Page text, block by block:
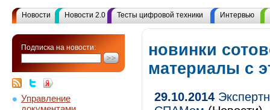
Новости Новости 2.0 Тесты цифровой техники Интервью
Подписка на новости:
Управление
документами
новинки
материалы с
29.10.2014